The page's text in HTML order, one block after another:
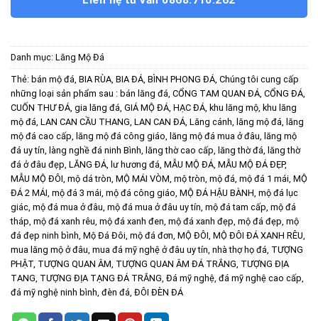
Danh mục: Lăng Mộ Đá
Thẻ: bán mộ đá, BIA RÙA, BIA ĐÁ, BÌNH PHONG ĐÁ, Chúng tôi cung cấp
những loại sản phẩm sau : bán lăng đá, CỔNG TAM QUAN ĐÁ, CỔNG ĐÁ,
CUỐN THƯ ĐÁ, gia lăng đá, GIÁ MỘ ĐÁ, HẠC ĐÁ, khu lăng mộ, khu lăng
mộ đá, LAN CAN CẦU THANG, LAN CAN ĐÁ, Lăng cánh, lăng mộ đá, lăng
mộ đá cao cấp, lăng mộ đá công giáo, lăng mộ đá mua ở đâu, lăng mộ
đá uy tín, làng nghề đá ninh Bình, lăng thờ cao cấp, lăng thờ đá, lăng thờ
đá ở đâu đẹp, LĂNG ĐÁ, lư hương đá, MẪU MỘ ĐÁ, MẪU MỘ ĐÁ ĐẸP,
MẪU MỘ ĐÔI, mộ dá tròn, MỘ MÁI VÒM, mộ tròn, mộ đá, mộ đá 1 mái, MỘ
ĐÁ 2 MÁI, mộ đá 3 mái, mộ đá công giáo, MỘ ĐÁ HẬU BÀNH, mộ đá lục
giác, mộ đá mua ở đâu, mộ đá mua ở đâu uy tín, mộ đá tam cấp, mộ đá
tháp, mộ đá xanh rêu, mộ đá xanh đen, mộ đá xanh đẹp, mộ đá đẹp, mộ
đá đẹp ninh bình, Mộ Đá Đôi, mộ đá đơn, MỘ ĐÔI, MỘ ĐÔI ĐÁ XANH RÊU,
mua lăng mộ ở đâu, mua đá mỹ nghệ ở đâu uy tín, nhà thợ họ đá, TƯỢNG
PHẬT, TƯỢNG QUAN ÂM, TƯỢNG QUAN ÂM ĐÁ TRẮNG, TƯỢNG ĐỊA
TANG, TƯỢNG ĐỊA TẠNG ĐÁ TRẮNG, Đá mỹ nghệ, đá mỹ nghệ cao cấp,
đá mỹ nghệ ninh bình, đèn đá, ĐÔI ĐÈN ĐÁ